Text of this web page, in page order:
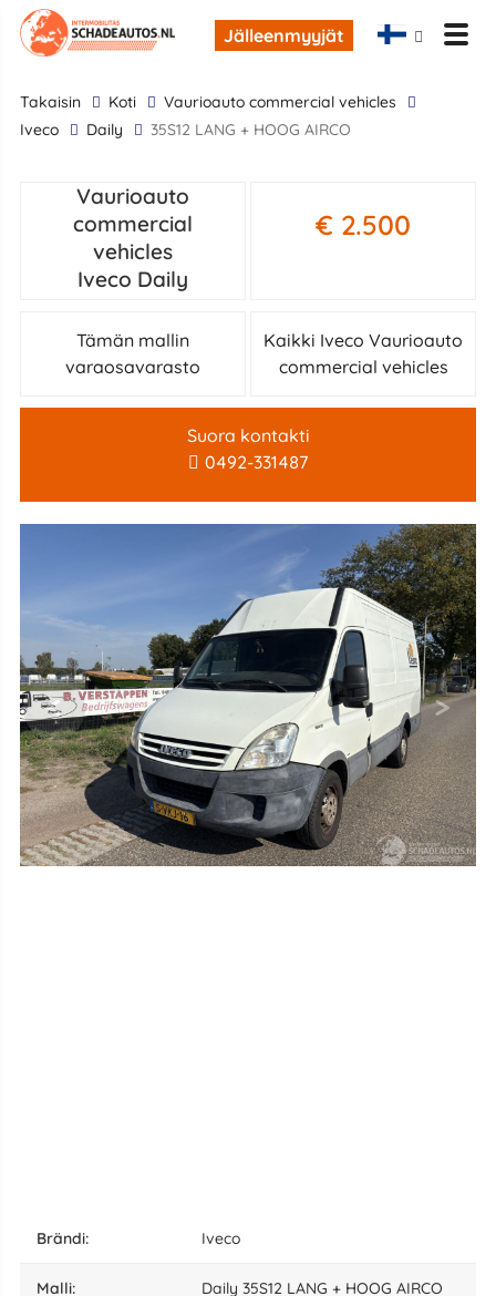
Jälleenmyyjät
takaisin Koti
Vaurioauto commercial vehicles
Iveco
Daily 35S12 LANG + HOOG AIRCO
Vaurioauto
commercial
vehicles
Iveco Daily
€ 2.500
Tämän mallin
varaosavarasto
Kaikki Iveco Vaurioauto
commercial vehicles
Suora kontakti
0492-331487
Brändi: Iveco
malli: Daily 35S12 LANG + HOOG AIRCO